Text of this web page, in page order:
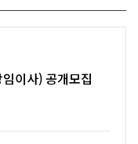
이사) 공개모집